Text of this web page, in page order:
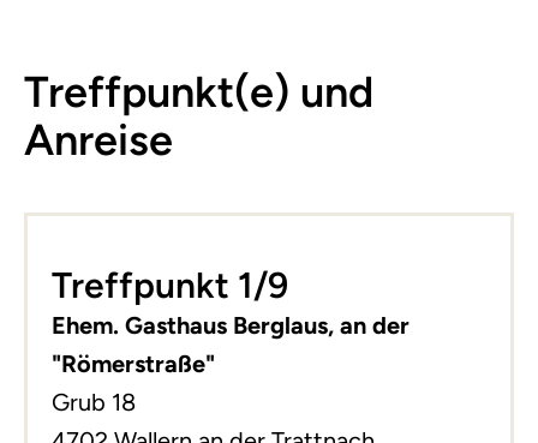
Treffpunkt(e) und
Anreise
−
Treffpunkt 1/9
Ehem. Gasthaus Berglaus, an der
"Römerstraße"
Grub 18